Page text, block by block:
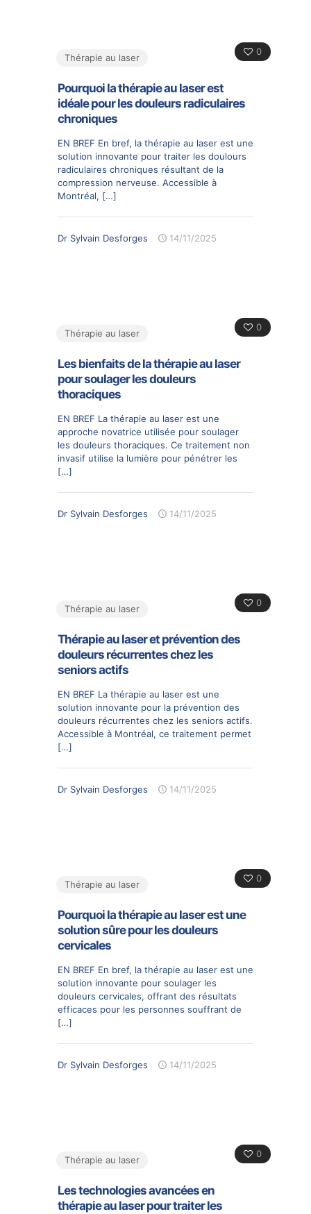
0
Thérapie au laser
Pourquoi la thérapie au laser est
idéale pour les douleurs radiculaires
chroniques
EN BREF En bref, la thérapie au laser est une
solution innovante pour traiter les doulours
radiculaires chroniques résultant de la
compression nerveuse. Accessible à
Montréal, […]
Dr Sylvain Desforges 14/11/2025
0
Thérapie au laser
Les bienfaits de la thérapie au laser
pour soulager les douleurs
thoraciques
EN BREF La thérapie au laser est une
approche novatrice utilisée pour soulager
les douleurs thoraciques. Ce traitement non
invasif utilise la lumière pour pénétrer les
[…]
Dr Sylvain Desforges 14/11/2025
0
Thérapie au laser
Thérapie au laser et prévention des
douleurs récurrentes chez les
seniors actifs
EN BREF La thérapie au laser est une
solution innovante pour la prévention des
douleurs récurrentes chez les seniors actifs.
Accessible à Montréal, ce traitement permet
[…]
Dr Sylvain Desforges 14/11/2025
0
Thérapie au laser
Pourquoi la thérapie au laser est une
solution sûre pour les douleurs
cervicales
EN BREF En bref, la thérapie au laser est une
solution innovante pour soulager les
douleurs cervicales, offrant des résultats
efficaces pour les personnes souffrant de
[…]
Dr Sylvain Desforges 14/11/2025
0
Thérapie au laser
Les technologies avancées en
thérapie au laser pour traiter les